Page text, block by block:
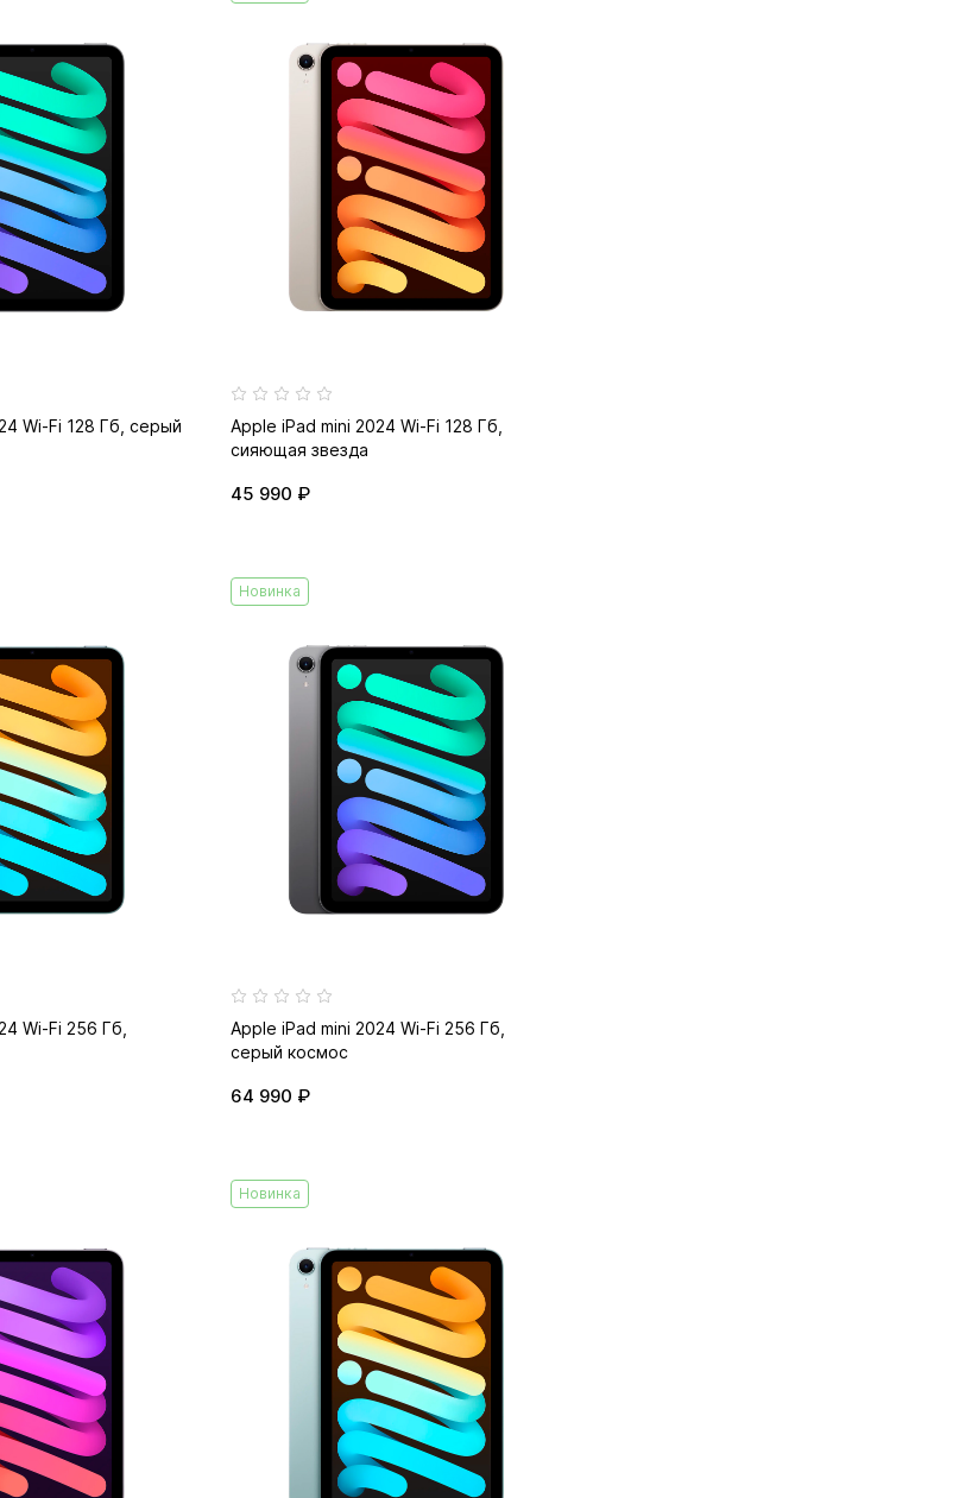
Wi-Fi 128 Гб, серый
Apple iPad mini 2024 Wi-Fi 128 Гб,
сияющая звезда
45 990 ₽
Wi-Fi 256 Гб,
Новинка
Apple iPad mini 2024 Wi-Fi 256 Гб,
серый космос
64 990 ₽
Новинка